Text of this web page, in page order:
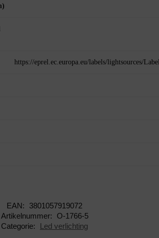
https://eprel.ec.europa.eu/labels/lightsources/
EAN:
3801057919072
Artikelnummer:
O-1766-5
Categorie:
Led verlichting